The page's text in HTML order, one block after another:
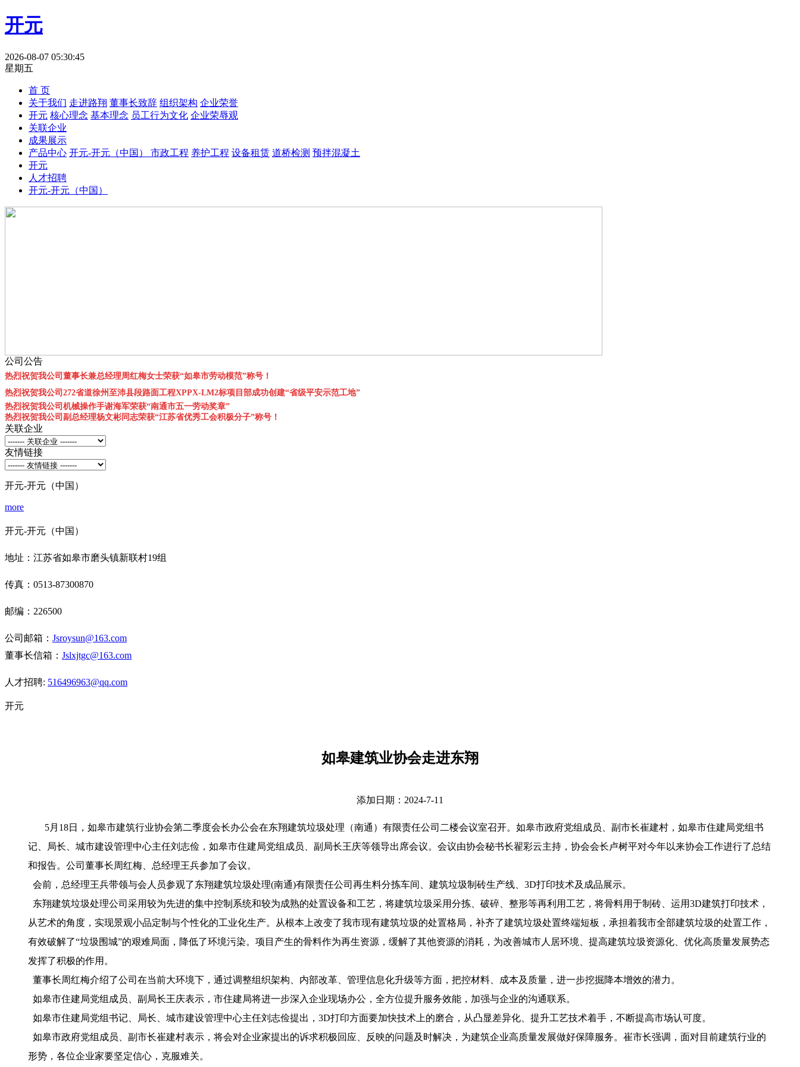
开元
2026-08-07 05:30:45
星期五
首 页
关于我们 走进路翔 董事长致辞 组织架构 企业荣誉
开元 核心理念 基本理念 员工行为文化 企业荣辱观
关联企业
成果展示
产品中心 开元-开元（中国） 市政工程 养护工程 设备租赁 道桥检测 预拌混凝土
开元
人才招聘
开元-开元（中国）
公司公告
热烈祝贺我公司董事长兼总经理周红梅女士荣获“如皋市劳动模范”称号！
热烈祝贺我公司272省道徐州至沛县段路面工程XPPX-LM2标项目部成功创建“省级平安示范工地”
热烈祝贺我公司机械操作手谢海军荣获“南通市五一劳动奖章”
热烈祝贺我公司副总经理杨文彬同志荣获“江苏省优秀工会积极分子”称号！
关联企业
友情链接
开元-开元（中国）
more
开元-开元（中国）
地址：江苏省如皋市磨头镇新联村19组
传真： 0513-87300870
邮编： 226500
公司邮箱： Jsroysun@163.com
董事长信箱： Jslxjtgc@163.com
人才招聘: 516496963@qq.com
开元
如皋建筑业协会走进东翔
添加日期：2024-7-11
5月18日，如皋市建筑行业协会第二季度会长办公会在东翔建筑垃圾处理（南通）有限责任公司二楼会议室召开。如皋市政府党组成员、副市长崔建村，如皋市住建局党组书
记、局长、城市建设管理中心主任刘志俭，如皋市住建局党组成员、副局长王庆等领导出席会议。会议由协会秘书长翟彩云主持，协会会长卢树平对今年以来协会工作进行了总结
和报告。公司董事长周红梅、总经理王兵参加了会议。
会前，总经理王兵带领与会人员参观了东翔建筑垃圾处理(南通)有限责任公司再生料分拣车间、建筑垃圾制砖生产线、3D打印技术及成品展示。
东翔建筑垃圾处理公司采用较为先进的集中控制系统和较为成熟的处置设备和工艺，将建筑垃圾采用分拣、破碎、整形等再利用工艺，将骨料用于制砖、运用3D建筑打印技术，
从艺术的角度，实现景观小品定制与个性化的工业化生产。从根本上改变了我市现有建筑垃圾的处置格局，补齐了建筑垃圾处置终端短板，承担着我市全部建筑垃圾的处置工作，
有效破解了“垃圾围城”的艰难局面，降低了环境污染。项目产生的骨料作为再生资源，缓解了其他资源的消耗，为改善城市人居环境、提高建筑垃圾资源化、优化高质量发展势态
发挥了积极的作用。
董事长周红梅介绍了公司在当前大环境下，通过调整组织架构、内部改革、管理信息化升级等方面，把控材料、成本及质量，进一步挖掘降本增效的潜力。
如皋市住建局党组成员、副局长王庆表示，市住建局将进一步深入企业现场办公，全方位提升服务效能，加强与企业的沟通联系。
如皋市住建局党组书记、局长、城市建设管理中心主任刘志俭提出，3D打印方面要加快技术上的磨合，从凸显差异化、提升工艺技术着手，不断提高市场认可度。
如皋市政府党组成员、副市长崔建村表示，将会对企业家提出的诉求积极回应、反映的问题及时解决，为建筑企业高质量发展做好保障服务。崔市长强调，面对目前建筑行业的
形势，各位企业家要坚定信心，克服难关。